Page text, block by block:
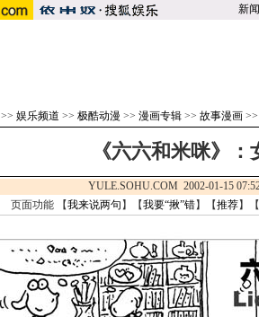
新闻
>> 娱乐频道 >> 极酷动漫 >> 漫画专辑 >> 故事漫画
《六六和米咪》
YULE.SOHU.COM 2002-01-15
页面功能 【我来说两句 】【我要“揪”错】【推荐】